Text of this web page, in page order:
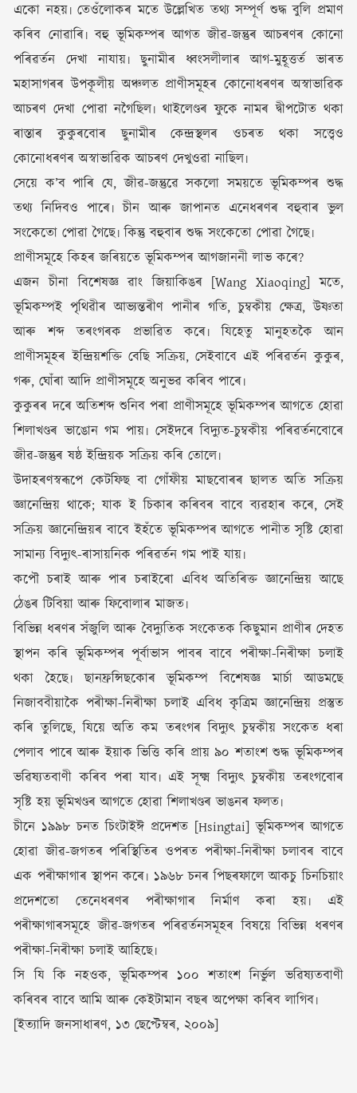
একো নহয়৷ তেওঁলোকৰ মতে উল্লেখিত তথ্য সম্পূৰ্ণ শুদ্ধ বুলি প্ৰমাণ
কৰিব নোৱাৰি৷ বহু ভূমিকম্পৰ আগত জীৱ-জন্তুৰ আচৰণৰ কোনো
পৰিৱৰ্তন দেখা নাযায়৷ ছুনামীৰ ধ্বংসলীলাৰ আগ-মুহূত্তৰ্ত ভাৰত
মহাসাগৰৰ উপকূলীয় অঞ্চলত প্ৰাণীসমূহৰ কোনোধৰণৰ অস্বাভাৱিক
আচৰণ দেখা পোৱা নগৈছিল৷ থাইলেণ্ডৰ ফুকে নামৰ দ্বীপটোত থকা
ৰাস্তাৰ কুকুৰবোৰ ছুনামীৰ কেন্দ্ৰস্থলৰ ওচৰত থকা সত্ত্বেও
কোনোধৰণৰ অস্বাভাৱিক আচৰণ দেখুওৱা নাছিল৷
সেয়ে ক’ব পাৰি যে, জীৱ-জন্তুৱে সকলো সময়তে ভূমিকম্পৰ শুদ্ধ
তথ্য নিদিবও পাৰে৷ চীন আৰু জাপানত এনেধৰণৰ বহুবাৰ ভুল
সংকেতো পোৱা গৈছে৷ কিন্তু বহুবাৰ শুদ্ধ সংকেতো পোৱা গৈছে৷
প্ৰাণীসমূহে কিহৰ জৰিয়তে ভূমিকম্পৰ আগজাননী লাভ কৰে?
এজন চীনা বিশেষজ্ঞ ৱাং জিয়াকিঙৰ [Wang Xiaoqing] মতে,
ভূমিকম্পই পৃথিৱীৰ আভ্যন্তৰীণ পানীৰ গতি, চুম্বকীয় ক্ষেত্ৰ, উষ্ণতা
আৰু শব্দ তৰংগৰক প্ৰভাৱিত কৰে৷ যিহেতু মানুহতকৈ আন
প্ৰাণীসমূহৰ ইন্দ্ৰিয়শক্তি বেছি সক্ৰিয়, সেইবাবে এই পৰিৱৰ্তন কুকুৰ,
গৰু, ঘোঁৰা আদি প্ৰাণীসমূহে অনুভৱ কৰিব পাৰে৷
কুকুৰৰ দৰে অতিশব্দ শুনিব পৰা প্ৰাণীসমূহে ভূমিকম্পৰ আগতে হোৱা
শিলাখণ্ডৰ ভাঙোন গম পায়৷ সেইদৰে বিদ্যুত-চুম্বকীয় পৰিৱৰ্তনবোৰে
জীৱ-জন্তুৰ ষষ্ঠ ইন্দ্ৰিয়ক সক্ৰিয় কৰি তোলে৷
উদাহৰণস্বৰূপে কেটফিছ বা গোঁফীয় মাছবোৰৰ ছালত অতি সক্ৰিয়
জ্ঞানেন্দ্ৰিয় থাকে; যাক ই চিকাৰ কৰিবৰ বাবে ব্যৱহাৰ কৰে, সেই
সক্ৰিয় জ্ঞানেন্দ্ৰিয়ৰ বাবে ইহঁতে ভূমিকম্পৰ আগতে পানীত সৃষ্টি হোৱা
সামান্য বিদ্যুৎ-ৰাসায়নিক পৰিৱৰ্তন গম পাই যায়৷
কপৌ চৰাই আৰু পাৰ চৰাইৰো এবিধ অতিৰিক্ত জ্ঞানেন্দ্ৰিয় আছে
ঠেঙৰ টিবিয়া আৰু ফিবোলাৰ মাজত৷
বিভিন্ন ধৰণৰ সঁজুলি আৰু বৈদ্যুতিক সংকেতক কিছুমান প্ৰাণীৰ দেহত
স্থাপন কৰি ভূমিকম্পৰ পূৰ্বাভাস পাবৰ বাবে পৰীক্ষা-নিৰীক্ষা চলাই
থকা হৈছে৷ ছানফ্ৰন্সিছকোৰ ভূমিকম্প বিশেষজ্ঞ মাৰ্চা আডমছে
নিজাববীয়াকৈ পৰীক্ষা-নিৰীক্ষা চলাই এবিধ কৃত্ৰিম জ্ঞানেন্দ্ৰিয় প্ৰস্তুত
কৰি তুলিছে, যিয়ে অতি কম তৰংগৰ বিদ্যুৎ চুম্বকীয় সংকেত ধৰা
পেলাব পাৰে আৰু ইয়াক ভিত্তি কৰি প্ৰায় ৯০ শতাংশ শুদ্ধ ভূমিকম্পৰ
ভৱিষ্যতবাণী কৰিব পৰা যাব৷ এই সূক্ষ্ম বিদ্যুৎ চুম্বকীয় তৰংগবোৰ
সৃষ্টি হয় ভূমিখণ্ডৰ আগতে হোৱা শিলাখণ্ডৰ ভাঙনৰ ফলত৷
চীনে ১৯৯৮ চনত চিংটাইঈ প্ৰদেশত [Hsingtai] ভূমিকম্পৰ আগতে
হোৱা জীৱ-জগতৰ পৰিস্থিতিৰ ওপৰত পৰীক্ষা-নিৰীক্ষা চলাবৰ বাবে
এক পৰীক্ষাগাৰ স্থাপন কৰে৷ ১৯৬৮ চনৰ পিছৰফালে আকচু চিনচিয়াং
প্ৰদেশতো তেনেধৰণৰ পৰীক্ষাগাৰ নিৰ্মাণ কৰা হয়৷ এই
পৰীক্ষাগাৰসমূহে জীৱ-জগতৰ পৰিৱৰ্তনসমূহৰ বিষয়ে বিভিন্ন ধৰণৰ
পৰীক্ষা-নিৰীক্ষা চলাই আহিছে৷
সি যি কি নহওক, ভূমিকম্পৰ ১০০ শতাংশ নিৰ্ভুল ভৱিষ্যতবাণী
কৰিবৰ বাবে আমি আৰু কেইটামান বছৰ অপেক্ষা কৰিব লাগিব৷
[ইত্যাদি জনসাধাৰণ, ১৩ ছেপ্টেম্বৰ, ২০০৯]